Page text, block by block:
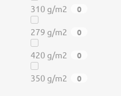
310 g/m2 0
279 g/m2 0
420 g/m2 0
350 g/m2 0